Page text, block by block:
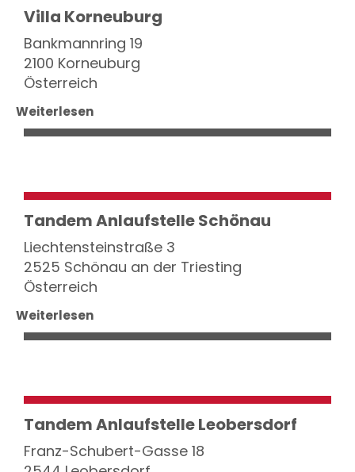
Villa Korneuburg
Bankmannring 19
2100 Korneuburg
Österreich
Weiterlesen
Tandem Anlaufstelle Schönau
Liechtensteinstraße 3
2525 Schönau an der Triesting
Österreich
Weiterlesen
Tandem Anlaufstelle Leobersdorf
Franz-Schubert-Gasse 18